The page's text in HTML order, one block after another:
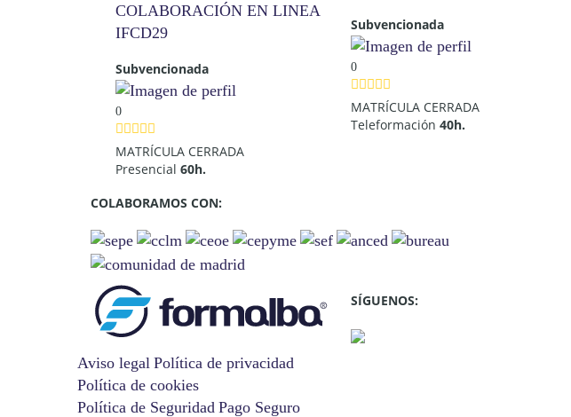
COLABORACIÓN EN LINEA
IFCD29
Subvencionada
0
MATRÍCULA CERRADA
Presencial 60h.
Subvencionada
0
MATRÍCULA CERRADA
Teleformación40h.
COLABORAMOS CON:
Aviso legal Política de privacidad
Política de cookies
Política de Seguridad Pago Seguro
SÍGUENOS: